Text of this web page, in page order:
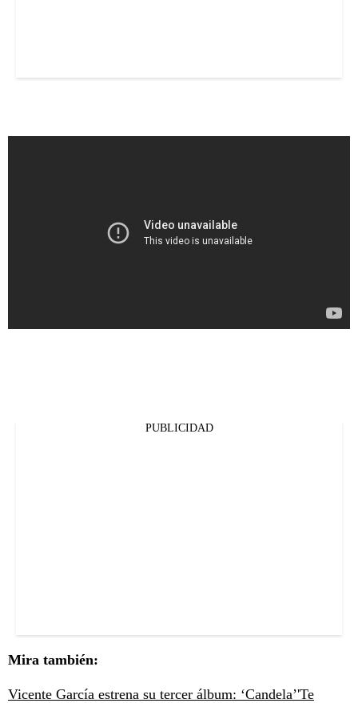
PUBLICIDAD
Mira también:
Vicente García estrena su tercer álbum: ‘Candela’'Te